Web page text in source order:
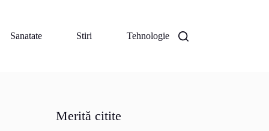
Sanatate Stiri Tehnologie
Merită citite